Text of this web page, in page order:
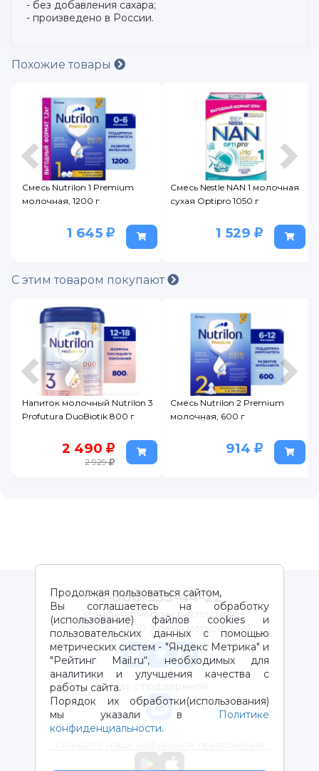
- без добавления сахара;
- произведено в России.
Похожие товары
Смесь Nutrilon 1 Premium
молочная, 1200 г
1 645
Смесь Nestle NAN 1 молочная
сухая Optipro 1050 г
1 529
С этим товаром покупают
Напиток молочный Nutrilon 3
Profutura DuoBiotik 800 г
2 490
2 929
Смесь Nutrilon 2 Premium
молочная, 600 г
914
Продолжая пользоваться сайтом,
Вы соглашаетесь на обработку
(использование) файлов cookies и
пользовательских данных с помощью
метрических систем - "Яндекс Метрика" и
"Рейтинг Mail.ru“, необходимых для
аналитики и улучшения качества с
работы сайта.
Порядок их обработки(использования)
мы указали в
Политике
конфиденциальности.
8-800-333-44-22
Звонок по России бесплатный
с 9:00 до 21:00 (время московское)
Чат с поддержкой